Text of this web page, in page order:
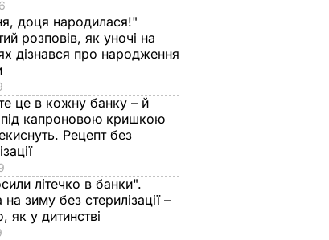
доця народилася!"
розповів, як уночі на
дізнався про народження
це в кожну банку – й
під капроновою кришкою
Рецепт без
літечко в банки".
зиму без стерилізації –
як у дитинстві